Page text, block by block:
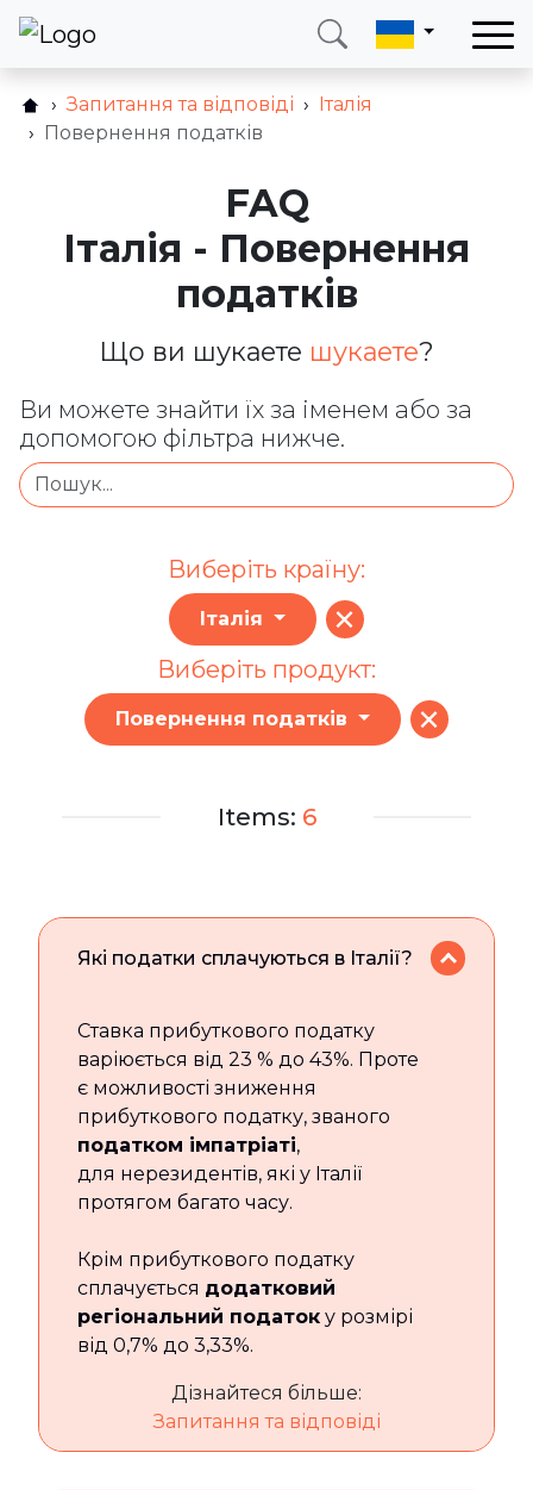
Зателефонуйте мені
+38 (066) 002 90 99
Електронна пошта
ukraine@neotax.eu
Запитання та відповіді
Італія
Повернення податків
FAQ
Італія - Повернення
податків
Що ви шукаете шукаете?
Ви можете знайти їх за іменем або за
допомогою фільтра нижче.
Виберіть країну:
Італія
Виберіть продукт:
Повернення податків
Items: 6
Які податки сплачуються в Італії?
Ставка прибуткового податку
варіюється від 23 % до 43%. Проте
є можливості зниження
прибуткового податку, званого
податком імпатріаті,
для нерезидентів, які у Італії
протягом багато часу.
Крім прибуткового податку
сплачується додатковий
регіональний податок у розмірі
від 0,7% до 3,33%.
Дізнайтеся більше:
Запитання та відповіді